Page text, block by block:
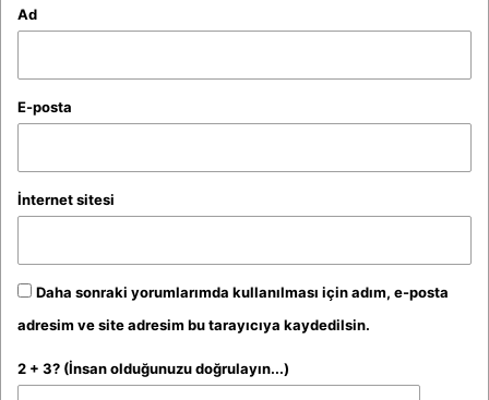
Ad
E-posta
İnternet sitesi
Daha sonraki yorumlarımda kullanılması için adım, e-posta
adresim ve site adresim bu tarayıcıya kaydedilsin.
2 + 3? (İnsan olduğunuzu doğrulayın...)